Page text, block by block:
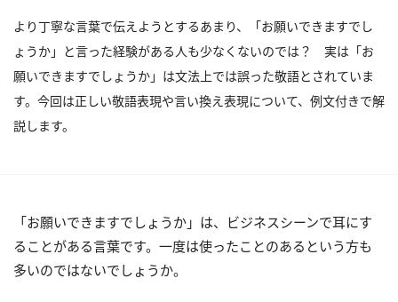
より丁寧な言葉で伝えようとするあまり、「お願いできますでし
ょうか」と言った経験がある人も少なくないのでは？ 実は「お
願いできますでしょうか」は文法上では誤った敬語とされていま
す。今回は正しい敬語表現や言い換え表現について、例文付きで解
説します。
「お願いできますでしょうか」は、ビジネスシーンで耳にす
ることがある言葉です。一度は使ったことのあるという方も
多いのではないでしょうか。